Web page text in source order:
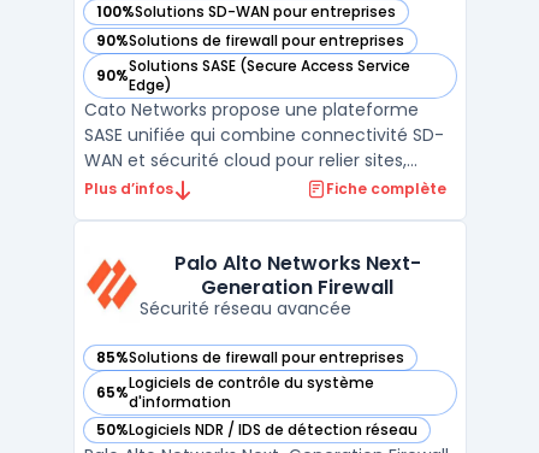
100%Solutions SD-WAN pour entreprises
— voir Cato Networks dans cette catégorie
90%Solutions de firewall pour entreprises
— voir Cato Networks dans cette catégorie
90%Solutions SASE (Secure Access Service
Edge)
— voir Cato Networks dans cette catégorie
Cato Networks propose une plateforme
SASE unifiée qui combine connectivité SD-
WAN et sécurité cloud pour relier sites,
ressources cloud et utilisateurs mobiles. La
service, avec une approche zero trust
Plus d’infos Fiche complète
Palo Alto Networks Next-
Generation Firewall
Sécurité réseau avancée
85%Solutions de firewall pour entreprises
— voir Palo Alto Networks Next-Generation Firewall dans
65%Logiciels de contrôle du système
d'information
— voir Palo Alto Networks Next-Generation Firewall dans
50%Logiciels NDR / IDS de détection réseau
— voir Palo Alto Networks Next-Generation Firewall dans